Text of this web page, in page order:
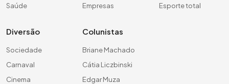
Saúde
Empresas
Esporte total
Diversão
Sociedade
Carnaval
Cinema
Colunistas
Briane Machado
Cátia Liczbinski
Edgar Muza